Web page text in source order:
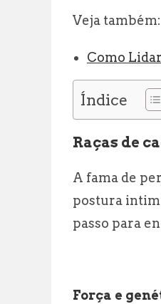
Veja também:
Como
Índice
Raças de
A fama de
postura
passo para
Força e